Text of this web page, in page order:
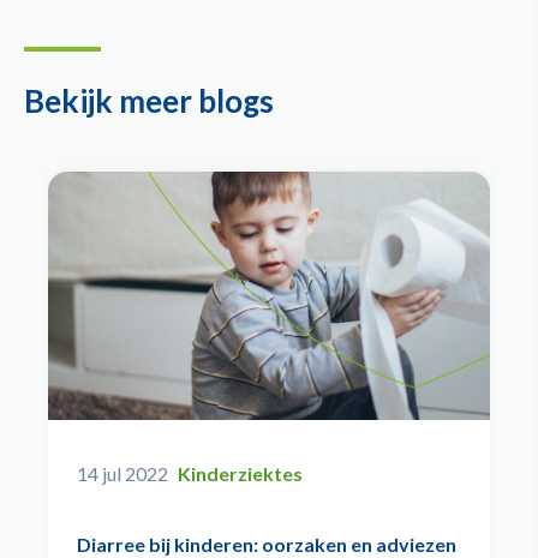
Bekijk meer blogs
Diarree bij kinderen: oorzaken en adviezen
14 jul 2022 Kinderziektes